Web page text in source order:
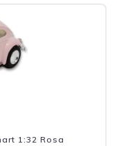
1:32 Rosa